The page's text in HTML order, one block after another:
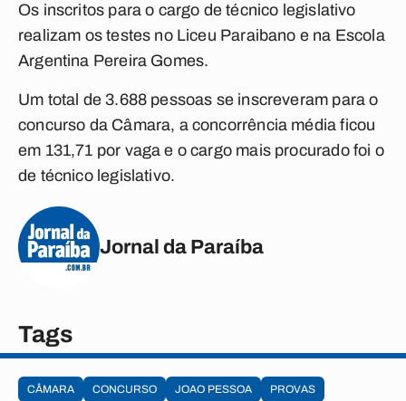
Os inscritos para o cargo de técnico legislativo
realizam os testes no Liceu Paraibano e na Escola
Argentina Pereira Gomes.
Um total de 3.688 pessoas se inscreveram para o
concurso da Câmara, a concorrência média ficou
em 131,71 por vaga e o cargo mais procurado foi o
de técnico legislativo.
Jornal da Paraíba
Tags
CÂMARA CONCURSO JOAO PESSOA PROVAS